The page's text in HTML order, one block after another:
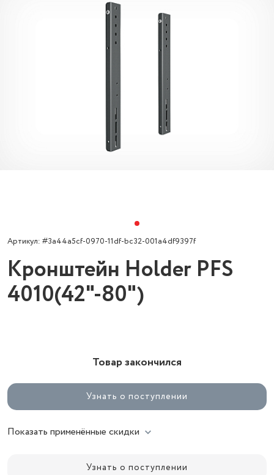
Артикул: #3a44a5cf-0970-11df-bc32-001a4df9397f
Кронштейн Holder РFS
4010(42"-80")
Товар закончился
Узнать о поступлении
Показать применённые скидки
Узнать о поступлении